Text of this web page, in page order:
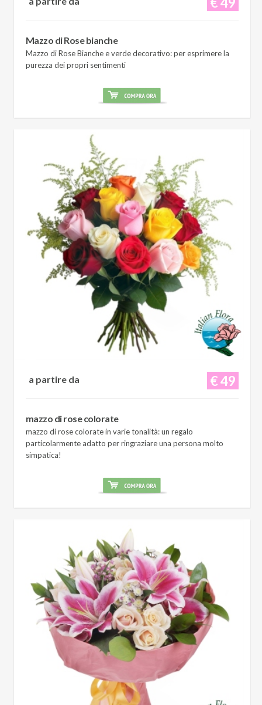
Mazzo di Rose bianche
Mazzo di Rose Bianche e verde decorativo: per esprimere la
purezza dei propri sentimenti
€ 49
a partire da
mazzo di rose colorate
mazzo di rose colorate in varie tonalità: un regalo
particolarmente adatto per ringraziare una persona molto
simpatica!